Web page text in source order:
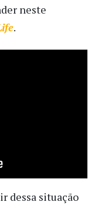
neste
.
dessa situação